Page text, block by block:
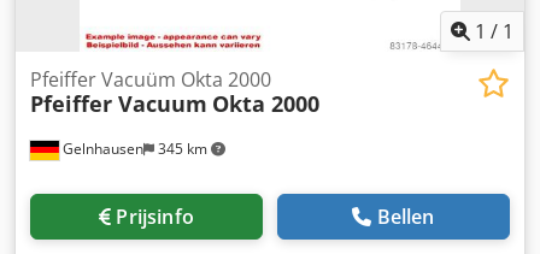
1 / 1
Gelnhausen 345 km
Pfeiffer Vacuüm Okta 2000
Pfeiffer Vacuum Okta 2000
Prijsinfo Bellen